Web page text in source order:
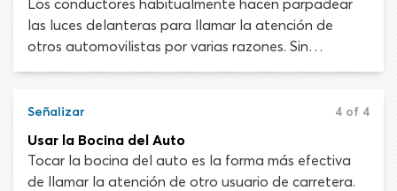
las luces delanteras para llamar la atención de
otros automovilistas por varias razones. Sin
notificar a otros conductores que sus luces altas
están encendidas cuando se aproximan. Dejar tus
luces altas encendidas puede cegar temporalmente
a otros conductores y provocar una colisión.
Señalizar 4 of 4
Usar la Bocina del Auto
Tocar la bocina del auto es la forma más efectiva
de llamar la atención de otro usuario de carretera.